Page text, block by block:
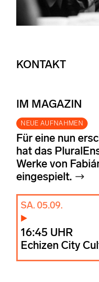
KONTAKT
IM MAGAZIN
NEUE AUFNAHMEN
Für eine nun
hat das
Werke von
eingespielt.
SA. 05.09.
16:45 UHR
Echizen City